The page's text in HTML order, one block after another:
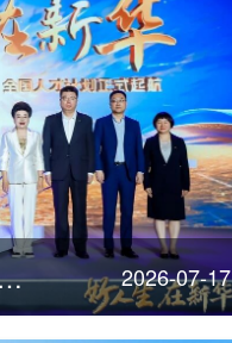
年点亮三十城”全国人才计划 2026-07-17